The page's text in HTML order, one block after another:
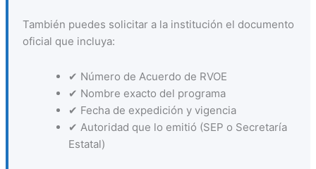
También puedes solicitar a la institución el documento
oficial que incluya:
✔ Número de Acuerdo de RVOE
✔ Nombre exacto del programa
✔ Fecha de expedición y vigencia
✔ Autoridad que lo emitió (SEP o Secretaría
Estatal)